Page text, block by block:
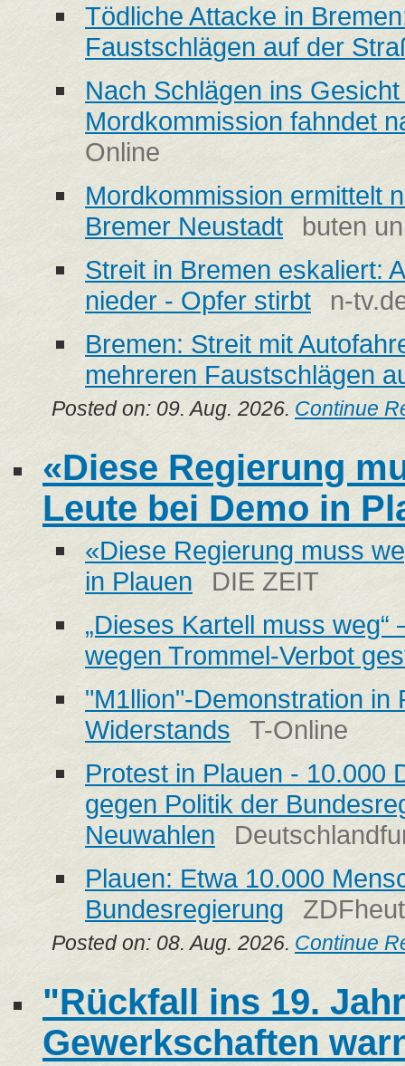
Tödliche Attacke in
Faustschlägen auf der
Nach Schlägen ins
Mordkommission fahndet
Online
Mordkommission ermittelt
Bremer Neustadt
buten
Streit in Bremen eskaliert:
nieder - Opfer stirbt
n-
Bremen: Streit mit
mehreren Faustschlägen
Posted on: 09. Aug. 2026. Continue
«Diese Regierung
Leute bei Demo in
«Diese Regierung muss
in Plauen
DIE ZEIT
„Dieses Kartell muss
wegen Trommel-Verbot
"M1llion"-Demonstration in
Widerstands
T-Online
Protest in Plauen - 10.000
gegen Politik der
Neuwahlen
Plauen: Etwa 10.000
Bundesregierung
Posted on: 08. Aug. 2026. Continue
"Rückfall ins 19.
Gewerkschaften